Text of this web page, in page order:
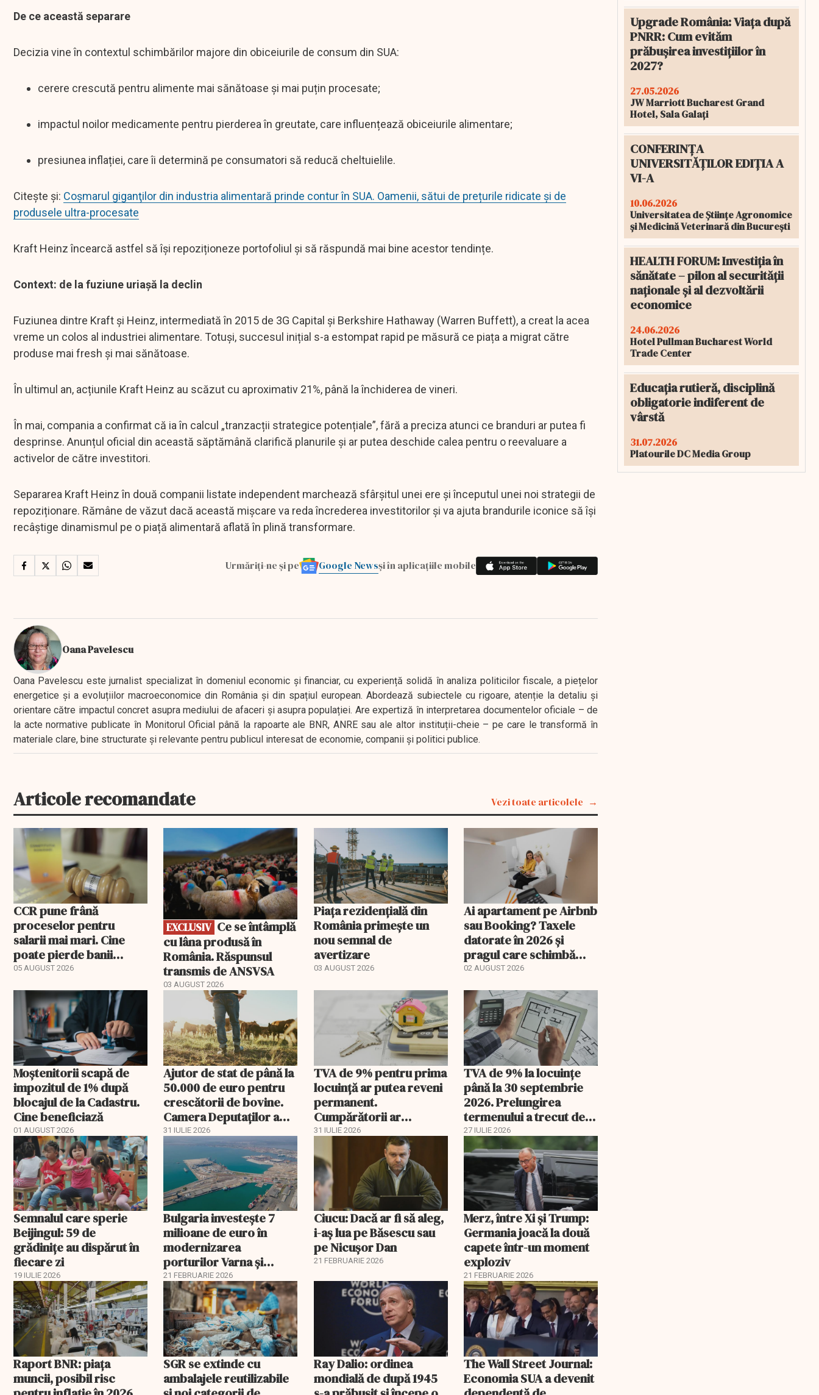
De ce această separare
Decizia vine în contextul schimbărilor majore din obiceiurile de consum din SUA:
cerere crescută pentru alimente mai sănătoase și mai puțin procesate;
impactul noilor medicamente pentru pierderea în greutate, care influențează obiceiurile alimentare;
presiunea inflației, care îi determină pe consumatori să reducă cheltuielile.
Citește și: Coșmarul giganţilor din industria alimentară prinde contur în SUA. Oamenii, sătui de prețurile ridicate și de
produsele ultra-procesate
Kraft Heinz încearcă astfel să își repoziționeze portofoliul și să răspundă mai bine acestor tendințe.
Context: de la fuziune uriașă la declin
Fuziunea dintre Kraft și Heinz, intermediată în 2015 de 3G Capital și Berkshire Hathaway (Warren Buffett), a creat la acea
vreme un colos al industriei alimentare. Totuși, succesul inițial s-a estompat rapid pe măsură ce piața a migrat către
produse mai fresh și mai sănătoase.
În ultimul an, acțiunile Kraft Heinz au scăzut cu aproximativ 21%, până la închiderea de vineri.
În mai, compania a confirmat că ia în calcul „tranzacții strategice potențiale”, fără a preciza atunci ce branduri ar putea fi
desprinse. Anunțul oficial din această săptămână clarifică planurile și ar putea deschide calea pentru o reevaluare a
activelor de către investitori.
Separarea Kraft Heinz în două companii listate independent marchează sfârșitul unei ere și începutul unei noi strategii de
repoziționare. Rămâne de văzut dacă această mișcare va reda încrederea investitorilor și va ajuta brandurile iconice să își
recâștige dinamismul pe o piață alimentară aflată în plină transformare.
Urmăriți-ne și pe Google Newsși în aplicațiile mobile
Oana Pavelescu
Oana Pavelescu este jurnalist specializat în domeniul economic și financiar, cu experiență solidă în analiza politicilor fiscale, a piețelor
energetice și a evoluțiilor macroeconomice din România și din spațiul european. Abordează subiectele cu rigoare, atenție la detaliu și
orientare către impactul concret asupra mediului de afaceri și asupra populației. Are expertiză în interpretarea documentelor oficiale – de
la acte normative publicate în Monitorul Oficial până la rapoarte ale BNR, ANRE sau ale altor instituții-cheie – pe care le transformă în
materiale clare, bine structurate și relevante pentru publicul interesat de economie, companii și politici publice.
Articole recomandate Vezi toate articolele
CCR pune frână
proceselor pentru
salarii mai mari. Cine
poate pierde banii
ceruți statului
05 AUGUST 2026
EXCLUSIV
EXCLUSIV
cu lâna produsă în
România. Răspunsul
transmis de ANSVSA
03 AUGUST 2026
Piața rezidențială din
România primește un
nou semnal de
avertizare
03 AUGUST 2026
Ai apartament pe Airbnb
sau Booking? Taxele
datorate în 2026 și
pragul care schimbă
regimul fiscal
02 AUGUST 2026
Moștenitorii scapă de
impozitul de 1% după
blocajul de la Cadastru.
Cine beneficiază
01 AUGUST 2026
Ajutor de stat de până la
50.000 de euro pentru
crescătorii de bovine.
Camera Deputaților a
aprobat schema
31 IULIE 2026
TVA de 9% pentru prima
locuință ar putea reveni
permanent.
Cumpărătorii ar
economisi zeci de mii de
31 IULIE 2026
TVA de 9% la locuințe
până la 30 septembrie
2026. Prelungirea
termenului a trecut de
comisia din Parlament
27 IULIE 2026
Semnalul care sperie
Beijingul: 59 de
grădinițe au dispărut în
fiecare zi
19 IULIE 2026
Bulgaria investește 7
milioane de euro în
modernizarea
porturilor Varna și
Burgas
21 FEBRUARIE 2026
Ciucu: Dacă ar fi să aleg,
i-aș lua pe Băsescu sau
pe Nicușor Dan
21 FEBRUARIE 2026
Merz, între Xi și Trump:
Germania joacă la două
capete într-un moment
exploziv
21 FEBRUARIE 2026
Raport BNR: piața
muncii, posibil risc
SGR se extinde cu
ambalajele reutilizabile
Ray Dalio: ordinea
mondială de după 1945
The Wall Street Journal:
Economia SUA a devenit
Upgrade România: Viața după
PNRR: Cum evităm
prăbușirea investițiilor în
2027?
27.05.2026
JW Marriott Bucharest Grand
Hotel, Sala Galați
CONFERINȚA
UNIVERSITĂȚILOR EDIȚIA A
VI-A
10.06.2026
Universitatea de Științe Agronomice
și Medicină Veterinară din București
HEALTH FORUM: Investiția în
sănătate – pilon al securității
naționale și al dezvoltării
economice
24.06.2026
Hotel Pullman Bucharest World
Trade Center
Educația rutieră, disciplină
obligatorie indiferent de
vârstă
31.07.2026
Platourile DC Media Group